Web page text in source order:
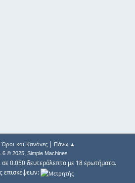
Όροι και Κανόνες| Πάνω ▲
© 2025, Simple Machines
σε 0.050 δευτερόλεπτα με 18 ερωτήματα.
επισκέψεων: